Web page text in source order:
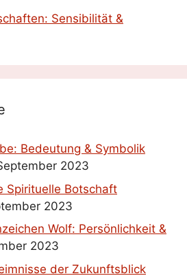
Sensibilität &
Bedeutung & Symbolik
2023
Spirituelle Botschaft
2023
Wolf: Persönlichkeit &
2023
der Zukunftsblick